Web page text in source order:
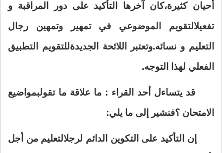
أحيان كثيرة،كان آخرها التأكيد على دور المراقبة و
تفعيلالتقويم الموضوعي في تمهير وتمهين رجال
التعليم و نسائه.وتعتبر اللائحة الجديدةللتقويم التطبيق
الفعلي لهذا التوجه.
قد يتساءل أحد القراء : ما علاقة ما تقولبمواضيع
الامتحان ؟فنشير إلى ما يلي:
إن التأكيد على التكوين الدائم لرجلالتعليم من أجل